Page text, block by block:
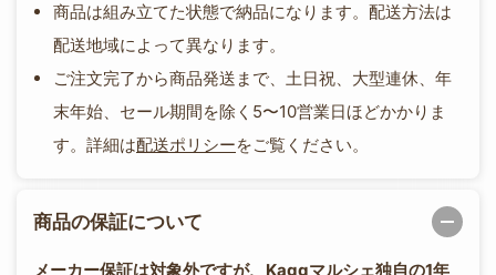
商品は組み立てた状態で納品になります。配送方法は
配送地域によって異なります。
ご注文完了から商品発送まで、土日祝、大型連休、年
末年始、セール期間を除く5〜10営業日ほどかかりま
す。詳細は配送ポリシーをご覧ください。
商品の保証について
メーカー保証は対象外ですが、Kaggマルシェ独自の1年